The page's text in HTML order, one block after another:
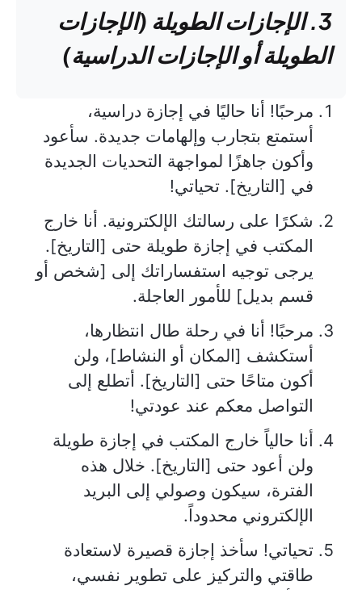
3. الإجازات الطويلة (الإجازات
الطويلة أو الإجازات الدراسية)
مرحبًا! أنا حاليًا في إجازة دراسية،
أستمتع بتجارب وإلهامات جديدة. سأعود
وأكون جاهزًا لمواجهة التحديات الجديدة
في [التاريخ]. تحياتي!
شكرًا على رسالتك الإلكترونية. أنا خارج
المكتب في إجازة طويلة حتى [التاريخ].
يرجى توجيه استفساراتك إلى [شخص أو
قسم بديل] للأمور العاجلة.
مرحبًا! أنا في رحلة طال انتظارها،
أستكشف [المكان أو النشاط]، ولن
أكون متاحًا حتى [التاريخ]. أتطلع إلى
التواصل معكم عند عودتي!
أنا حالياً خارج المكتب في إجازة طويلة
ولن أعود حتى [التاريخ]. خلال هذه
الفترة، سيكون وصولي إلى البريد
الإلكتروني محدوداً.
تحياتي! سأخذ إجازة قصيرة لاستعادة
طاقتي والتركيز على تطوير نفسي،